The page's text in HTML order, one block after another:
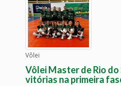
Vôlei
Vôlei Master de Rio
vitórias na primeira